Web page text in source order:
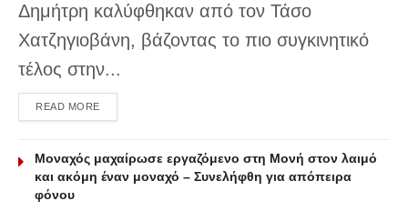
Δημήτρη καλύφθηκαν από τον Τάσο
Χατζηγιοβάνη, βάζοντας το πιο συγκινητικό
τέλος στην...
READ MOREDETAILS
Μοναχός μαχαίρωσε εργαζόμενο στη Μονή στον λαιμό
και ακόμη έναν μοναχό – Συνελήφθη για απόπειρα
φόνου